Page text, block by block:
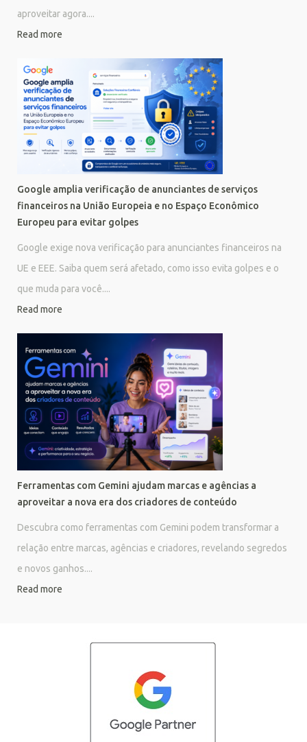
aproveitar agora....
Read more
Google amplia verificação de anunciantes de serviços
financeiros na União Europeia e no Espaço Econômico
Europeu para evitar golpes
Google exige nova verificação para anunciantes financeiros na
UE e EEE. Saiba quem será afetado, como isso evita golpes e o
que muda para você....
Read more
Ferramentas com Gemini ajudam marcas e agências a
aproveitar a nova era dos criadores de conteúdo
Descubra como ferramentas com Gemini podem transformar a
relação entre marcas, agências e criadores, revelando segredos
e novos ganhos....
Read more